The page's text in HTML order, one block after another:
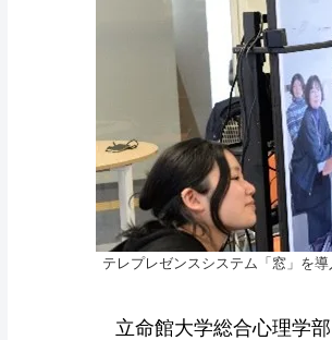
テレプレゼンスシステム「窓」を
立命館大学総合心理学